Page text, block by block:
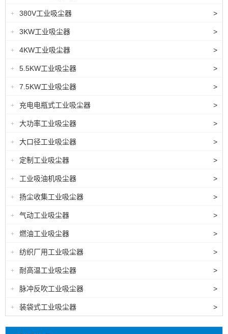
+ 380V工业吸尘器 >
+ 3KW工业吸尘器 >
+ 4KW工业吸尘器 >
+ 5.5KW工业吸尘器 >
+ 7.5KW工业吸尘器 >
+ 充电电瓶式工业吸尘器 >
+ 大功率工业吸尘器 >
+ 大口径工业吸尘器 >
+ 定制工业吸尘器 >
+ 工业吸油机吸尘器 >
+ 扬尘收集工业吸尘器 >
+ 气动工业吸尘器 >
+ 燃油工业吸尘器 >
+ 纺织厂用工业吸尘器 >
+ 耐高温工业吸尘器 >
+ 脉冲反吹工业吸尘器 >
+ 装袋式工业吸尘器 >